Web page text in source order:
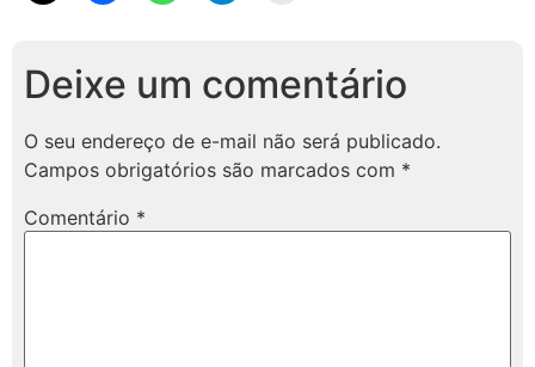
Deixe um comentário
O seu endereço de e-mail não será publicado.
Campos obrigatórios são marcados com *
Comentário *